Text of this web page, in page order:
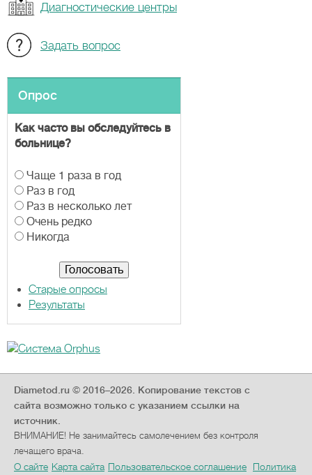
Диагностические центры
Задать вопрос
Опрос
Как часто вы обследуйтесь в
больнице?
В
а
р
и
а
Чаще 1 раза в год
Раз в год
Раз в несколько лет
Очень редко
Никогда
Старые опросы
Результаты
Diametod.ru © 2016–2026. Копирование текстов с
сайта возможно только с указанием ссылки на
источник.
ВНИМАНИЕ! Не занимайтесь самолечением без контроля
лечащего врача.
О сайте Карта сайта Пользовательское соглашение Политика